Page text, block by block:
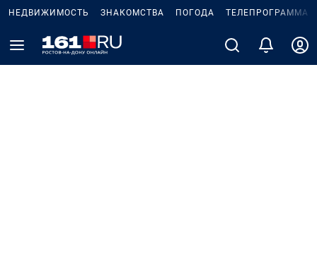
НЕДВИЖИМОСТЬ ЗНАКОМСТВА ПОГОДА ТЕЛЕПРОГРАММА